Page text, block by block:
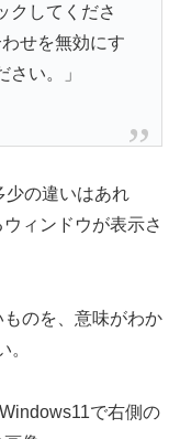
クしてくださ
せを無効にす
い。」
の違いはあれ
ィンドウが表示さ
のを、意味がわか
。
で右側の